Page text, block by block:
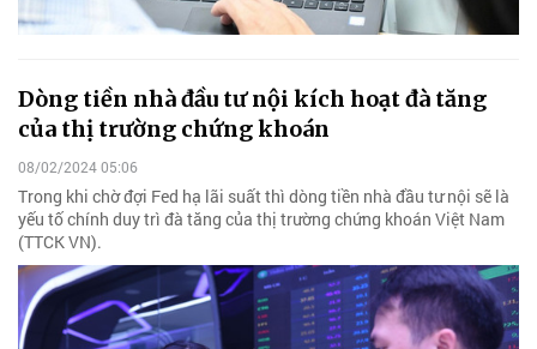
Dòng tiền nhà đầu tư nội kích hoạt đà tăng
của thị trường chứng khoán
08/02/2024 05:06
Trong khi chờ đợi Fed hạ lãi suất thì dòng tiền nhà đầu tư nội sẽ là
yếu tố chính duy trì đà tăng của thị trường chứng khoán Việt Nam
(TTCK VN).